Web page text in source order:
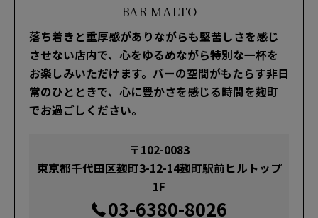
BAR MALTO
落ち着きと重厚感がありながらも堅苦しさを感じ
させない店内で、心をゆるめながら特別な一杯を
お楽しみいただけます。バーの空間がもたらす非日
常のひとときで、心に豊かさを感じる時間を麹町
でお過ごしください。
〒102-0083
東京都千代田区麹町3-12-14麹町駅前ヒルトップ
1F
03-6380-8026